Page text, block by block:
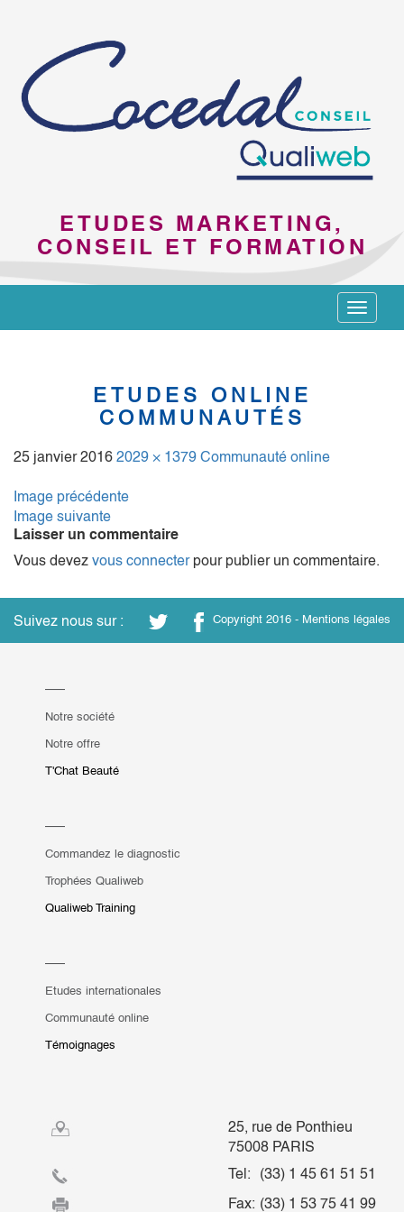
ETUDES MARKETING,
CONSEIL ET FORMATION
Toggle
ETUDES ONLINE
COMMUNAUTÉS
25 janvier 2016 2029 × 1379 Communauté online
Image précédente
Image suivante
Laisser un commentaire
Vous devez vous connecterpour publier un commentaire.
Suivez nous sur : Copyright 2016 - Mentions légales
Notre société
Notre offre
T'Chat Beauté
Commandez le diagnostic
Trophées Qualiweb
Qualiweb Training
Etudes internationales
Communauté online
Témoignages
25, rue de Ponthieu
75008 PARIS
Tel:
(33) 1 45 61 51 51
Fax: (33) 1 53 75 41 99